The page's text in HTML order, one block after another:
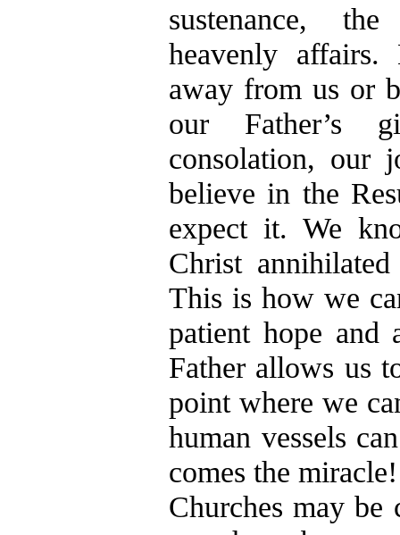
sustenance,
heavenly
away from us or
our Father’s
consolation, our
believe in the
expect it. We
Christ
This is how we
patient hope and
Father allows us
point where we
human vessels
comes the miracle!
Churches may be